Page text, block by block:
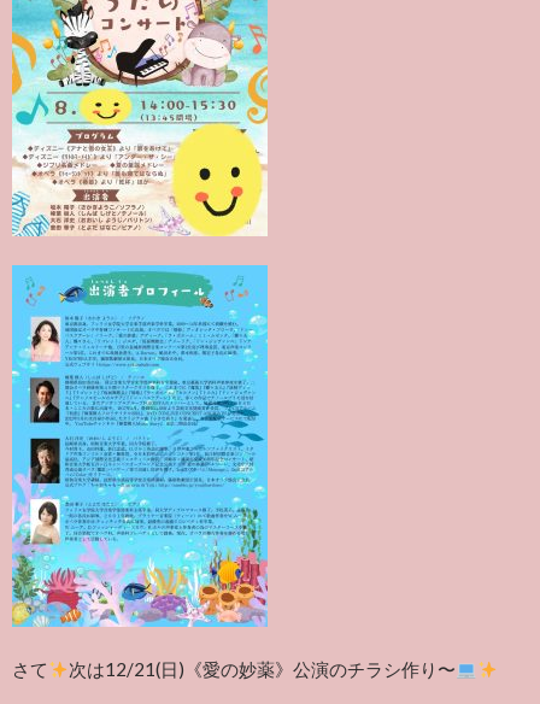
さて 次は12/21(日)《愛の妙薬》公演のチラシ作り〜